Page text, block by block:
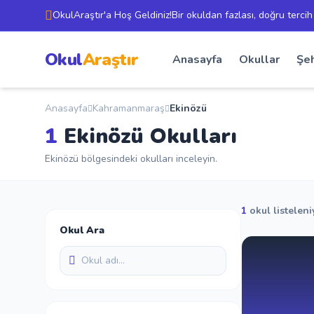
OkulAraştır'a Hoş Geldiniz!Bir okuldan fazlası, doğru
OkulAraştır Anasayfa Okullar
Anasayfa Kahramanmaraş Ekinözü
1 Ekinözü Okulları
Ekinözü bölgesindeki okulları inceleyin.
Okul Ara
1 okul